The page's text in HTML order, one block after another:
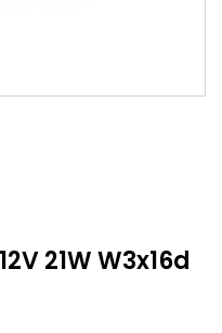
21W W3x16d